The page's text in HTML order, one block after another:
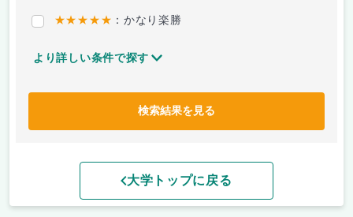
★★★★★ ：かなり楽勝
より詳しい条件で探す
検索結果を見る
大学トップに戻る